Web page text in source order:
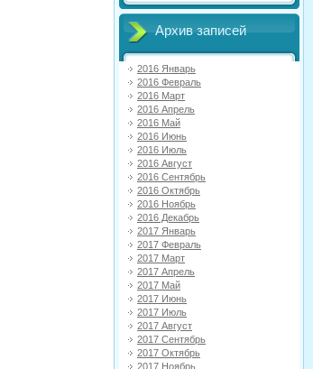
Архив записей
2016 Январь
2016 Февраль
2016 Март
2016 Апрель
2016 Май
2016 Июнь
2016 Июль
2016 Август
2016 Сентябрь
2016 Октябрь
2016 Ноябрь
2016 Декабрь
2017 Январь
2017 Февраль
2017 Март
2017 Апрель
2017 Май
2017 Июнь
2017 Июль
2017 Август
2017 Сентябрь
2017 Октябрь
2017 Ноябрь